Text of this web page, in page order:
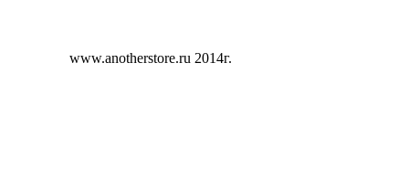
www.anotherstore.ru 2014г.